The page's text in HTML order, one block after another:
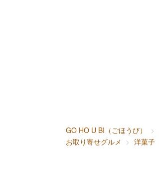
GO HO U BI（ごほうび）
お取り寄せグルメ
洋菓子